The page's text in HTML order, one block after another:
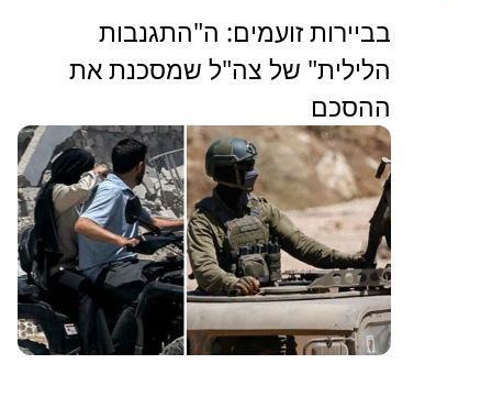
בביירות זועמים: ה"התגנבות
הלילית" של צה"ל שמסכנת את
ההסכם